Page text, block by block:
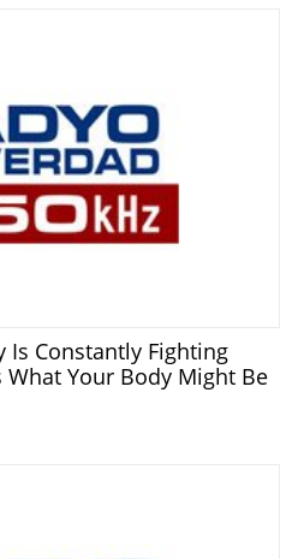
Is Constantly Fighting
What Your Body Might Be